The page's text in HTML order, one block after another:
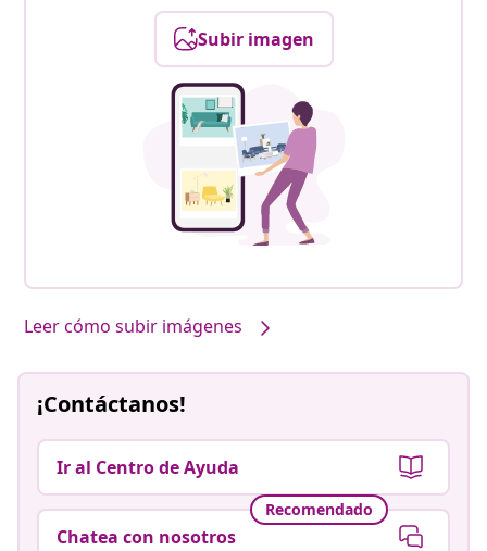
Subir imagen
Leer cómo subir imágenes
¡Contáctanos!
Ir al Centro de Ayuda
Recomendado
Chatea con nosotros